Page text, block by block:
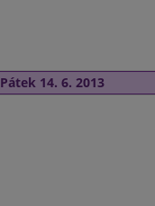
Pátek 14. 6. 2013